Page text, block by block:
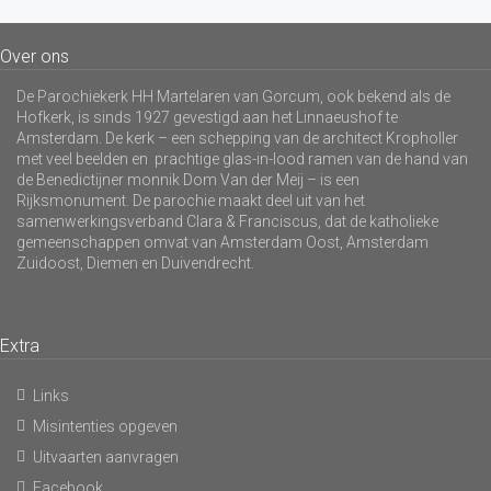
Over ons
De Parochiekerk HH Martelaren van Gorcum, ook bekend als de
Hofkerk, is sinds 1927 gevestigd aan het Linnaeushof te
Amsterdam. De kerk – een schepping van de architect Kropholler
met veel beelden en prachtige glas-in-lood ramen van de hand van
de Benedictijner monnik Dom Van der Meij – is een
Rijksmonument. De parochie maakt deel uit van het
samenwerkingsverband Clara & Franciscus, dat de katholieke
gemeenschappen omvat van Amsterdam Oost, Amsterdam
Zuidoost, Diemen en Duivendrecht.
Extra
Links
Misintenties opgeven
Uitvaarten aanvragen